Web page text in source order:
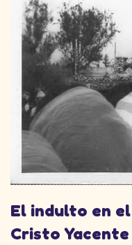
El indulto en
Cristo